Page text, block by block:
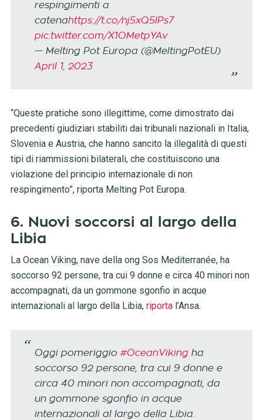
respingimenti a
catenahttps://t.co/nj5xQ5lPs7
pic.twitter.com/X1OMetpYAv
— Melting Pot Europa (@MeltingPotEU)
April 1, 2023
“Queste pratiche sono illegittime, come dimostrato dai
precedenti giudiziari stabiliti dai tribunali nazionali in Italia,
Slovenia e Austria, che hanno sancito la illegalità di questi
tipi di riammissioni bilaterali, che costituiscono una
violazione del principio internazionale di non
respingimento”, riporta Melting Pot Europa.
6. Nuovi soccorsi al largo della
Libia
La Ocean Viking, nave della ong Sos Mediterranée, ha
soccorso 92 persone, tra cui 9 donne e circa 40 minori non
accompagnati, da un gommone sgonfio in acque
internazionali al largo della Libia, riportal’Ansa.
Oggi pomeriggio #OceanVikingha
soccorso 92 persone, tra cui 9 donne e
circa 40 minori non accompagnati, da
un gommone sgonfio in acque
internazionali al largo della Libia.